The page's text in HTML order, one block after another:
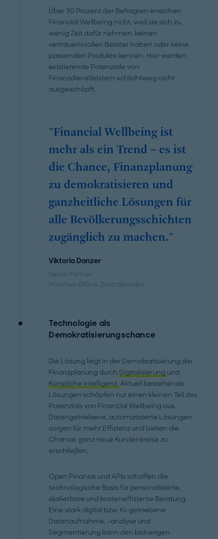
Über 30 Prozent der Befragten erreichen
Financial Wellbeing nicht, weil sie sich zu
wenig Zeit dafür nehmen, keinen
vertrauensvollen Berater haben oder keine
passenden Produkte kennen. Hier werden
existierende Potenziale von
Finanzdienstleistern schlichtweg nicht
ausgeschöpft.
"Financial Wellbeing ist
mehr als ein Trend – es ist
die Chance, Finanzplanung
zu demokratisieren und
ganzheitliche Lösungen für
alle Bevölkerungsschichten
zugänglich zu machen."
Viktoria Danzer
Senior Partner
München Office, Zentraleuropa
Technologie als
Demokratisierungschance
Die Lösung liegt in der Demokratisierung der
Finanzplanung durch Digitalisierung und
Künstliche Intelligenz. Aktuell bestehende
Lösungen schöpfen nur einen kleinen Teil des
Potenzials von Financial Wellbeing aus.
Datengetriebene, automatisierte Lösungen
sorgen für mehr Effizienz und bieten die
Chance, ganz neue Kundenkreise zu
erschließen.
Open Finance und APIs schaffen die
technologische Basis für personalisierte,
skalierbare und kosteneffiziente Beratung.
Eine stark digital bzw. KI-getriebene
Datenaufnahme, -analyse und
Segmentierung kann den bisherigen